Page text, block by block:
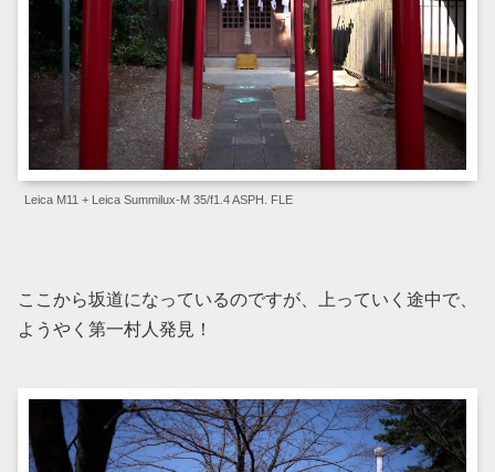
Leica M11 + Leica Summilux-M 35/f1.4 ASPH. FLE
ここから坂道になっているのですが、上っていく途中で、
ようやく第一村人発見！